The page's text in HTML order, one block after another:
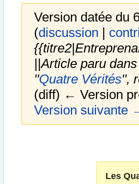
Version datée du
(discussion |
||Article paru
''Quatre Vérités'',
(diff) ← Version
Version suivante
Les